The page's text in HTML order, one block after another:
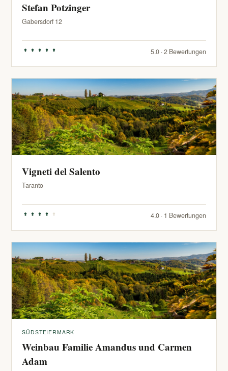
Stefan Potzinger
Gabersdorf 12
5.0 · 2 Bewertungen
Vigneti del Salento
Taranto
4.0 · 1 Bewertungen
SÜDSTEIERMARK
Weinbau Familie Amandus und Carmen
Adam